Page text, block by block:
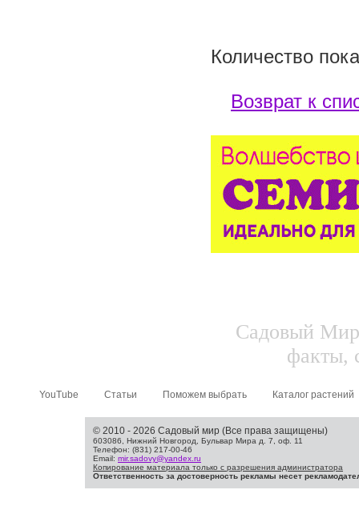
Количество
Возврат к
Садовый
факты,
YouTube Статьи Поможем выбрать Каталог растений
© 2010 - 2026 Садовый мир (Все права защищены)
603086, Нижний Новгород, Бульвар Мира д. 7, оф. 11
Телефон: (831) 217-00-46
Email: mir.sadovy@yandex.ru
Копирование материала только с разрешения администратора
Ответственность за достоверность рекламы несет